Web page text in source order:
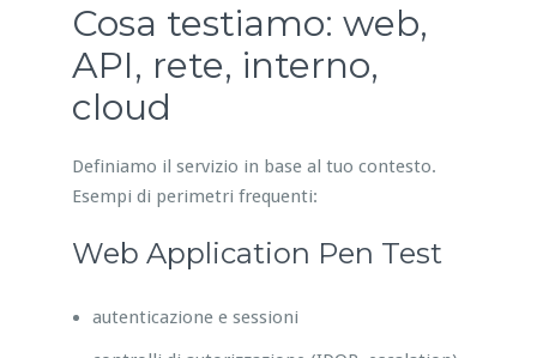
Cosa testiamo: web,
API, rete, interno,
cloud
Definiamo il servizio in base al tuo contesto.
Esempi di perimetri frequenti:
Web Application Pen Test
autenticazione e sessioni